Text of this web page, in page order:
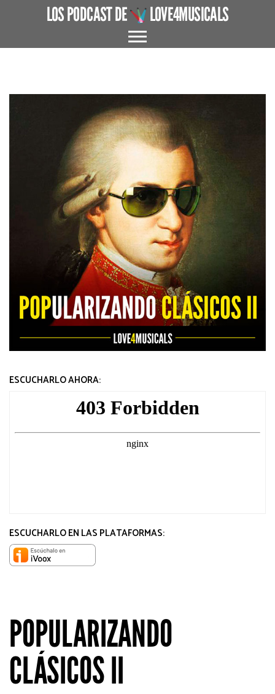
LOS PODCAST DE LOVE4MUSICALS
CUÉNTAME UN MUSICAL
EL MUSICAL EN ESPAÑA
ENTREVISTAS
GRANDES AUTORES
PROTAGONISTAS
+ CINE X FAVOR
VARIOS
ESCUCHARLO AHORA:
ESCUCHARLO EN LAS PLATAFORMAS:
POPULARIZANDO
CLÁSICOS II